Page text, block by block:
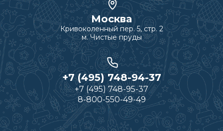
Москва
Кривоколенный пер. 5, стр. 2
м. Чистые пруды
+7 (495) 748-94-37
+7 (495) 748-95-37
8-800-550-49-49